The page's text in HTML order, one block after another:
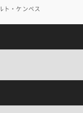
ト・ケンペス